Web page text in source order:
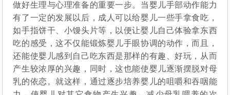
做好生理与心理准备的重要一步。当婴儿手部动作能力
有了一定的发展以后，成人可以给婴儿一些手拿食吃，
如手指饼干、小馒头片等，以便让婴儿自己体验拿东西
吃的感受，这不仅能锻炼婴儿手眼协调的动作，而且，
还能使婴儿感到自己吃东西是那样的有趣、好玩，从而
产生较浓厚的兴趣，同时，这也能使婴儿逐渐摆脱对母
乳的依恋。就这样，通过逐步培养婴儿的咀嚼和吞咽能